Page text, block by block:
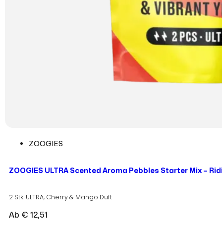
ZOOGIES
ZOOGIES ULTRA Scented Aroma Pebbles Starter Mix –
2 Stk. ULTRA, Cherry & Mango Duft
Ab € 12,51